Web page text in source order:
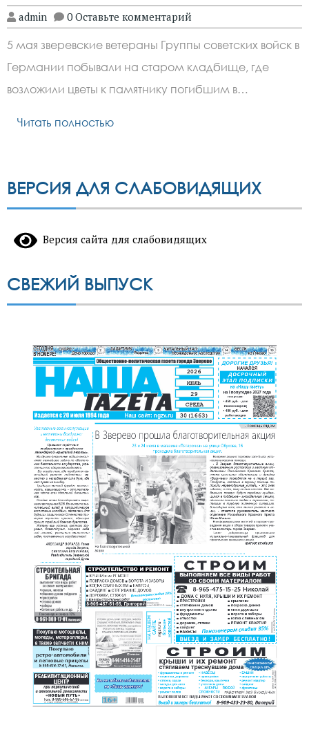
admin 0 Оставьте комментарий
5 мая зверевские ветераны Группы советских войск в
Германии побывали на старом кладбище, где
возложили цветы к памятнику погибшим в…
Читать полностью
ВЕРСИЯ ДЛЯ СЛАБОВИДЯЩИХ
Версия сайта для слабовидящих
СВЕЖИЙ ВЫПУСК